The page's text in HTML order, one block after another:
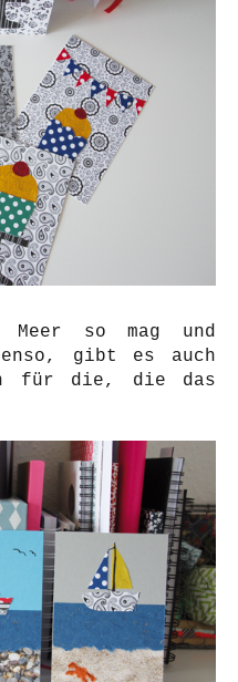
so mag und
gibt es auch
für die, die das